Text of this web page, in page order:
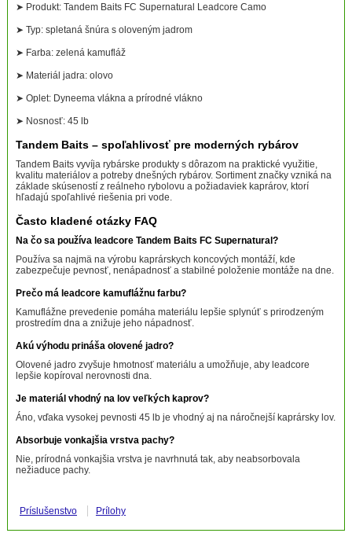
➤ Produkt: Tandem Baits FC Supernatural Leadcore Camo
➤ Typ: spletaná šnúra s oloveným jadrom
➤ Farba: zelená kamufláž
➤ Materiál jadra: olovo
➤ Oplet: Dyneema vlákna a prírodné vlákno
➤ Nosnosť: 45 lb
Tandem Baits – spoľahlivosť pre moderných rybárov
Tandem Baits vyvíja rybárske produkty s dôrazom na praktické využitie,
kvalitu materiálov a potreby dnešných rybárov. Sortiment značky vzniká na
základe skúseností z reálneho rybolovu a požiadaviek kaprárov, ktorí
hľadajú spoľahlivé riešenia pri vode.
Často kladené otázky FAQ
Na čo sa používa leadcore Tandem Baits FC Supernatural?
Používa sa najmä na výrobu kaprárskych koncových montáží, kde
zabezpečuje pevnosť, nenápadnosť a stabilné položenie montáže na dne.
Prečo má leadcore kamuflážnu farbu?
Kamuflážne prevedenie pomáha materiálu lepšie splynúť s prirodzeným
prostredím dna a znižuje jeho nápadnosť.
Akú výhodu prináša olovené jadro?
Olovené jadro zvyšuje hmotnosť materiálu a umožňuje, aby leadcore
lepšie kopíroval nerovnosti dna.
Je materiál vhodný na lov veľkých kaprov?
Áno, vďaka vysokej pevnosti 45 lb je vhodný aj na náročnejší kaprársky lov.
Absorbuje vonkajšia vrstva pachy?
Nie, prírodná vonkajšia vrstva je navrhnutá tak, aby neabsorbovala
nežiaduce pachy.
Príslušenstvo Prílohy